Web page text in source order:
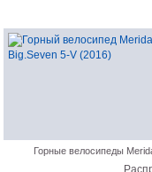
Горные велосипеды